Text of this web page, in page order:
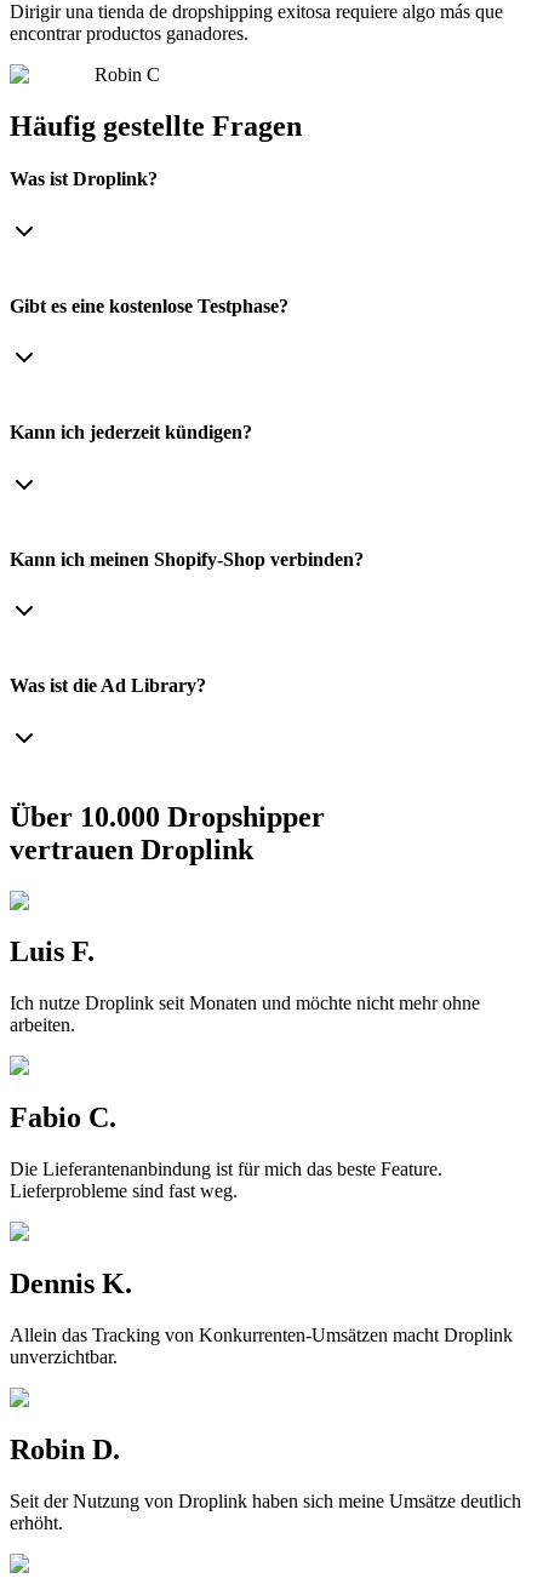
Dirigir una tienda de dropshipping exitosa requiere algo más que
encontrar productos ganadores.
Robin C
Häufig gestellte Fragen
Was ist Droplink?
Gibt es eine kostenlose Testphase?
Kann ich jederzeit kündigen?
Kann ich meinen Shopify-Shop verbinden?
Was ist die Ad Library?
Über 10.000 Dropshipper
vertrauen Droplink
Luis F.
Ich nutze Droplink seit Monaten und möchte nicht mehr ohne
arbeiten.
Fabio C.
Die Lieferantenanbindung ist für mich das beste Feature.
Lieferprobleme sind fast weg.
Dennis K.
Allein das Tracking von Konkurrenten-Umsätzen macht Droplink
unverzichtbar.
Robin D.
Seit der Nutzung von Droplink haben sich meine Umsätze deutlich
erhöht.